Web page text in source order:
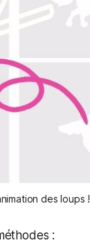
des loups !
: